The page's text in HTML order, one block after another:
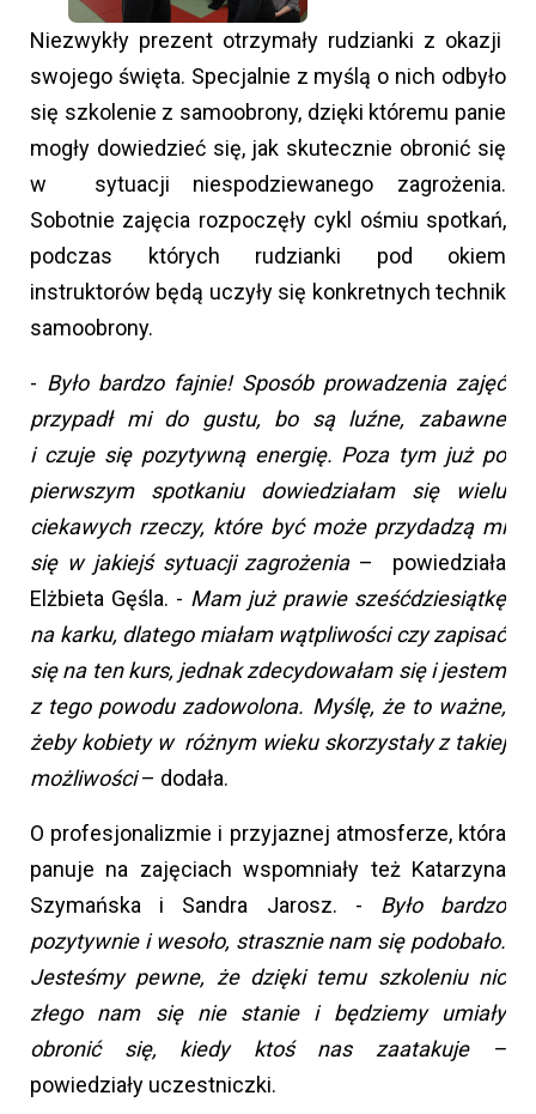
Niezwykły prezent otrzymały rudzianki z okazji
swojego święta. Specjalnie z myślą o nich odbyło
się szkolenie z samoobrony, dzięki któremu panie
mogły dowiedzieć się, jak skutecznie obronić się
w sytuacji niespodziewanego zagrożenia.
Sobotnie zajęcia rozpoczęły cykl ośmiu spotkań,
podczas których rudzianki pod okiem
instruktorów będą uczyły się konkretnych technik
samoobrony.
- Było bardzo fajnie! Sposób prowadzenia zajęć
przypadł mi do gustu, bo są luźne, zabawne
i czuje się pozytywną energię. Poza tym już po
pierwszym spotkaniu dowiedziałam się wielu
ciekawych rzeczy, które być może przydadzą mi
się w jakiejś sytuacji zagrożenia – powiedziała
Elżbieta Gęśla. - Mam już prawie sześćdziesiątkę
na karku, dlatego miałam wątpliwości czy zapisać
się na ten kurs, jednak zdecydowałam się i jestem
z tego powodu zadowolona. Myślę, że to ważne,
żeby kobiety w różnym wieku skorzystały z takiej
możliwości– dodała.
O profesjonalizmie i przyjaznej atmosferze, która
panuje na zajęciach wspomniały też Katarzyna
Szymańska i Sandra Jarosz. - Było bardzo
pozytywnie i wesoło, strasznie nam się podobało.
Jesteśmy pewne, że dzięki temu szkoleniu nic
złego nam się nie stanie i będziemy umiały
obronić się, kiedy ktoś nas zaatakuje –
powiedziały uczestniczki.